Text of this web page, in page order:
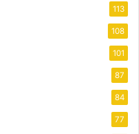
113
108
101
87
84
77